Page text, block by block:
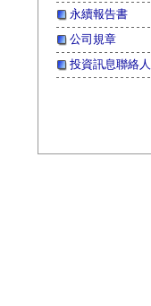
永續報告書
公司規章
投資訊息聯絡人